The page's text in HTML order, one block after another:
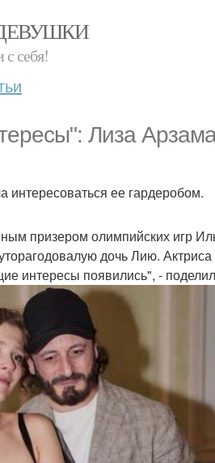
себя!
Лиза
интересоваться ее гардеробом.
призером олимпийских игр
дочь Лию. Актриса
интересы появились", -